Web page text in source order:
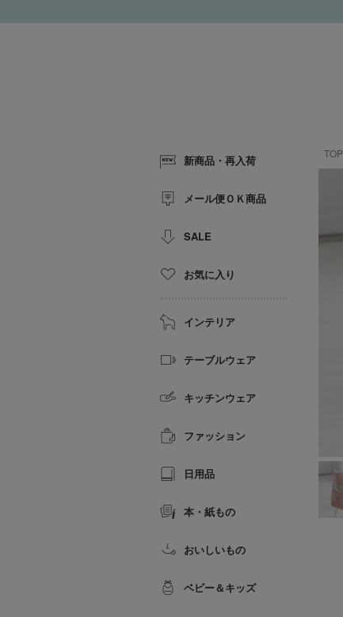
TOP
新商品・再入荷
メール便ＯＫ商品
SALE
お気に入り
インテリア
テーブルウェア
キッチンウェア
ファッション
日用品
本・紙もの
おいしいもの
ベビー＆キッズ